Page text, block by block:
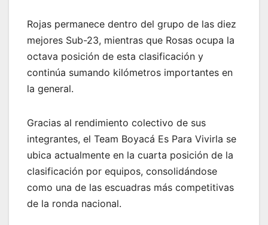
Rojas permanece dentro del grupo de las diez
mejores Sub-23, mientras que Rosas ocupa la
octava posición de esta clasificación y
continúa sumando kilómetros importantes en
la general.
Gracias al rendimiento colectivo de sus
integrantes, el Team Boyacá Es Para Vivirla se
ubica actualmente en la cuarta posición de la
clasificación por equipos, consolidándose
como una de las escuadras más competitivas
de la ronda nacional.